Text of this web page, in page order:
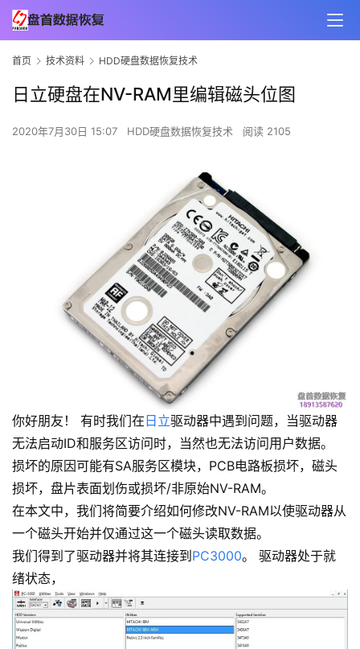
首页 技术资料 HDD硬盘数据恢复技术
日立硬盘在NV-RAM里编辑磁头位图
2020年7月30日 15:07 HDD硬盘数据恢复技术 阅读 2105
你好朋友！ 有时我们在日立驱动器中遇到问题，当驱动器
无法启动ID和服务区访问时，当然也无法访问用户数据。
损坏的原因可能有SA服务区模块，PCB电路板损坏，磁头
损坏，盘片表面划伤或损坏/非原始NV-RAM。
在本文中，我们将简要介绍如何修改NV-RAM以使驱动器从
一个磁头开始并仅通过这一个磁头读取数据。
我们得到了驱动器并将其连接到PC3000。 驱动器处于就
绪状态，